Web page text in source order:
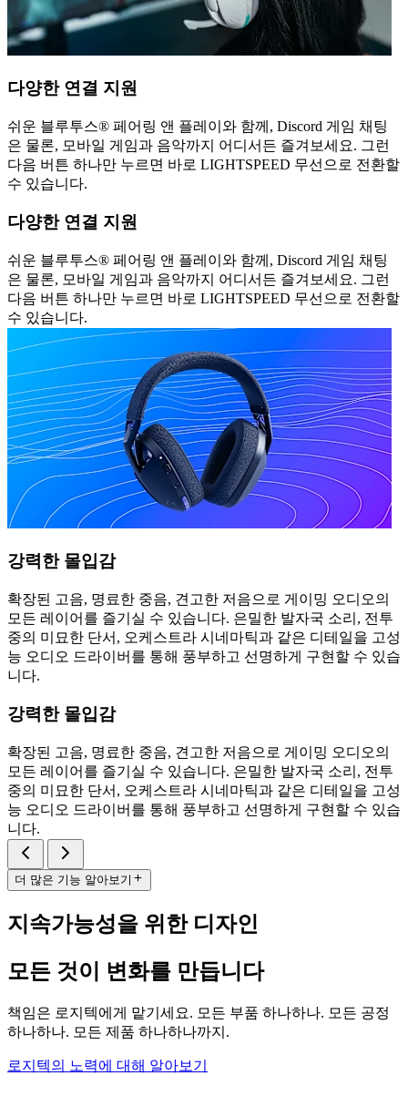
다양한 연결 지원
쉬운 블루투스® 페어링 앤 플레이와 함께, Discord 게임 채팅
은 물론, 모바일 게임과 음악까지 어디서든 즐겨보세요. 그런
다음 버튼 하나만 누르면 바로 LIGHTSPEED 무선으로 전환할
수 있습니다.
다양한 연결 지원
쉬운 블루투스® 페어링 앤 플레이와 함께, Discord 게임 채팅
은 물론, 모바일 게임과 음악까지 어디서든 즐겨보세요. 그런
다음 버튼 하나만 누르면 바로 LIGHTSPEED 무선으로 전환할
수 있습니다.
강력한 몰입감
확장된 고음, 명료한 중음, 견고한 저음으로 게이밍 오디오의
모든 레이어를 즐기실 수 있습니다. 은밀한 발자국 소리, 전투
중의 미묘한 단서, 오케스트라 시네마틱과 같은 디테일을 고성
능 오디오 드라이버를 통해 풍부하고 선명하게 구현할 수 있습
니다.
강력한 몰입감
확장된 고음, 명료한 중음, 견고한 저음으로 게이밍 오디오의
모든 레이어를 즐기실 수 있습니다. 은밀한 발자국 소리, 전투
중의 미묘한 단서, 오케스트라 시네마틱과 같은 디테일을 고성
능 오디오 드라이버를 통해 풍부하고 선명하게 구현할 수 있습
니다.
더 많은 기능 알아보기
지속가능성을 위한 디자인
모든 것이 변화를 만듭니다
책임은 로지텍에게 맡기세요. 모든 부품 하나하나. 모든 공정
하나하나. 모든 제품 하나하나까지.
로지텍의 노력에 대해 알아보기